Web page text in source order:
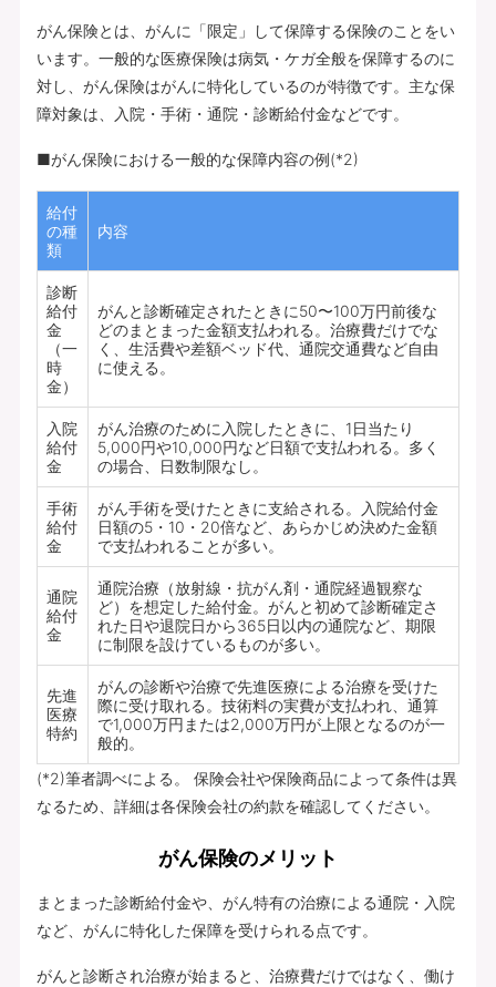
がん保険とは、がんに「限定」して保障する保険のことをい
います。一般的な医療保険は病気・ケガ全般を保障するのに
対し、がん保険はがんに特化しているのが特徴です。主な保
障対象は、入院・手術・通院・診断給付金などです。
■がん保険における一般的な保障内容の例(*2)
給付
の種
類
内容
診断
給付
金
（一
時
金）
がんと診断確定されたときに50〜100万円前後な
どのまとまった金額支払われる。治療費だけでな
く、生活費や差額ベッド代、通院交通費など自由
に使える。
入院
給付
金
がん治療のために入院したときに、1日当たり
5,000円や10,000円など日額で支払われる。多く
の場合、日数制限なし。
手術
給付
金
がん手術を受けたときに支給される。入院給付金
日額の5・10・20倍など、あらかじめ決めた金額
で支払われることが多い。
通院
給付
金
通院治療（放射線・抗がん剤・通院経過観察な
ど）を想定した給付金。がんと初めて診断確定さ
れた日や退院日から365日以内の通院など、期限
に制限を設けているものが多い。
先進
医療
特約
がんの診断や治療で先進医療による治療を受けた
際に受け取れる。技術料の実費が支払われ、通算
で1,000万円または2,000万円が上限となるのが一
般的。
(*2)筆者調べによる。 保険会社や保険商品によって条件は異
なるため、詳細は各保険会社の約款を確認してください。
がん保険のメリット
まとまった診断給付金や、がん特有の治療による通院・入院
など、がんに特化した保障を受けられる点です。
がんと診断され治療が始まると、治療費だけではなく、働け